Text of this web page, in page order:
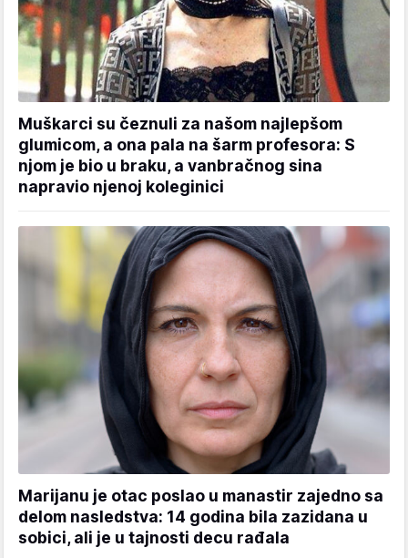
Muškarci su čeznuli za našom najlepšom
glumicom, a ona pala na šarm profesora: S
njom je bio u braku, a vanbračnog sina
napravio njenoj koleginici
Marijanu je otac poslao u manastir zajedno sa
delom nasledstva: 14 godina bila zazidana u
sobici, ali je u tajnosti decu rađala